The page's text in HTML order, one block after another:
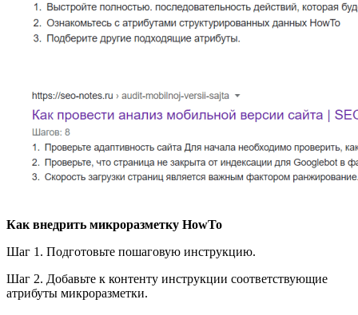
Как внедрить микроразметку HowTo
Шаг 1. Подготовьте пошаговую инструкцию.
Шаг 2. Добавьте к контенту инструкции соответствующие
атрибуты микроразметки.